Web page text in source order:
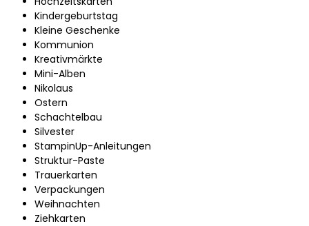
Kindergeburtstag
Kleine Geschenke
Kommunion
Kreativmärkte
Mini-Alben
Nikolaus
Ostern
Schachtelbau
Silvester
StampinUp-Anleitungen
Struktur-Paste
Trauerkarten
Verpackungen
Weihnachten
Ziehkarten